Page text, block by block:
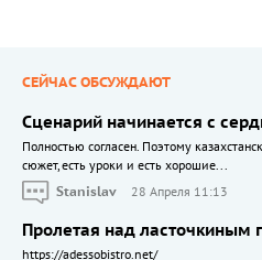
СЕЙЧАС ОБСУЖДАЮТ
Сценарий начинается с
Полностью согласен. Поэтому
сюжет, есть уроки и есть хорошие...
Stanislav
28 Апреля 11:13
Пролетая над ласточкиным
https://adessobistro.net/